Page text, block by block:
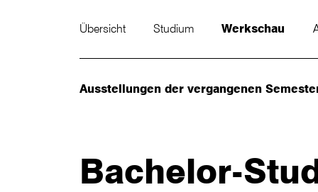
Übersicht Studium Werkschau
Ausstellungen der vergangenen
Bachelor-